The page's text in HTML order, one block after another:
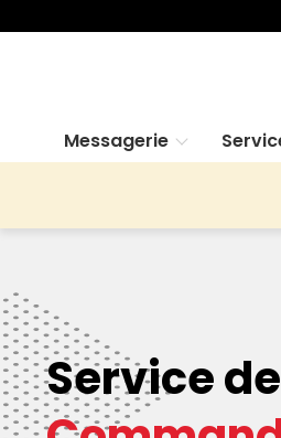
Messagerie
Service